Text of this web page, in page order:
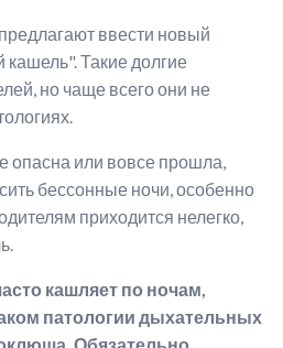
ввести новый
Такие долгие
но чаще всего они не
опасна или вовсе прошла,
бессонные ночи, особенно
приходится нелегко,
кашляет по ночам,
патологии дыхательных